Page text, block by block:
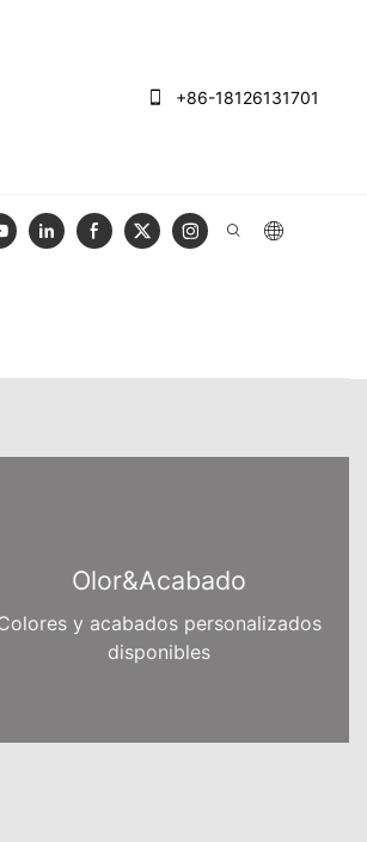
+86-18126131701
CASOS REGISTRO
Olor&Acabado
y acabados personalizados
disponibles